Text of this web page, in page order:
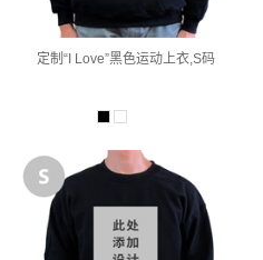
定制“I Love”黑色运动上衣,S码